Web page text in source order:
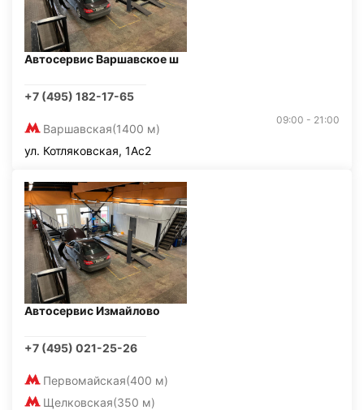
Автосервис Варшавское ш
+7 (495) 182-17-65
Варшавская(1400 м)
09:00 - 21:00
ул. Котляковская, 1Ас2
Автосервис Измайлово
+7 (495) 021-25-26
Первомайская(400 м)
Щелковская(350 м)